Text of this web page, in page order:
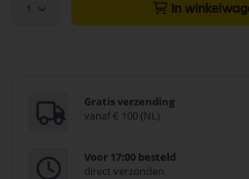
1 In
Gratis verzending
vanaf € 100 (NL)
Voor 17:00 besteld
direct verzonden